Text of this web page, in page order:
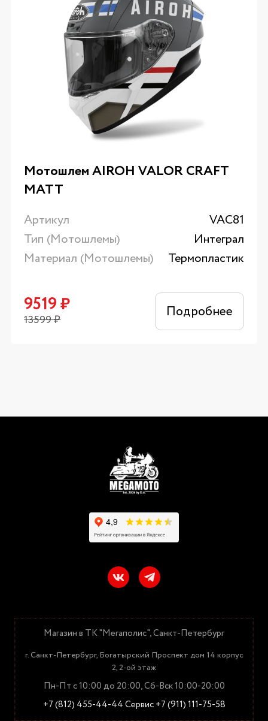
Мотошлем AIROH VALOR CRAFT
MATT
Артикул
VAC81
Тип (Мотошлемы)
Интеграл
Материал (Мотошлемы)
Термопластик
9519₽
13599₽ Подробнее
Магазин в ТК "Мегаполис", Санкт-Петербург
г. Санкт-Петербург, Богатырский Проспект дом 14 корпус
2, 2-ой этаж
Пн-Пт с 10:00 до 20:00, Сб-Вск 10:00-20:00
+7 (812) 455-44-44Сервис +7 (911) 111-75-58